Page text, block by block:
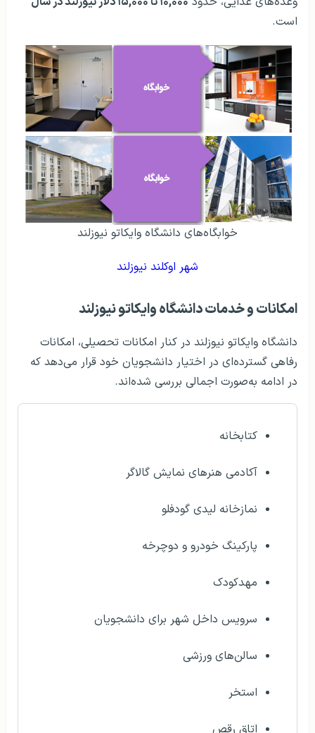
است.
خوابگاه‌های دانشگاه وایکاتو نیوزلند
شهر اوکلند نیوزلند
امکانات و خدمات دانشگاه وایکاتو نیوزلند
دانشگاه وایکاتو نیوزلند در کنار امکانات تحصیلی، امکانات
رفاهی گسترده‌ای در اختیار دانشجویان خود قرار می‌دهد که
در ادامه به‌صورت اجمالی بررسی شده‌اند.
کتابخانه
آکادمی هنرهای نمایش گالاگر
نمازخانه لیدی گودفلو
پارکینگ خودرو و دوچرخه
مهدکودک
سرویس داخل شهر برای دانشجویان
سالن‌های ورزشی
استخر
اتاق رقص